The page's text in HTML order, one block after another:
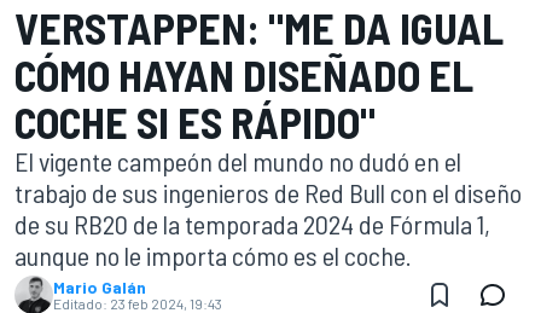
VERSTAPPEN: "ME DA IGUAL
CÓMO HAYAN DISEÑADO EL
COCHE SI ES RÁPIDO"
El vigente campeón del mundo no dudó en el
trabajo de sus ingenieros de Red Bull con el diseño
de su RB20 de la temporada 2024 de Fórmula 1,
aunque no le importa cómo es el coche.
Mario Galán
Editado: 23 feb 2024, 19:43